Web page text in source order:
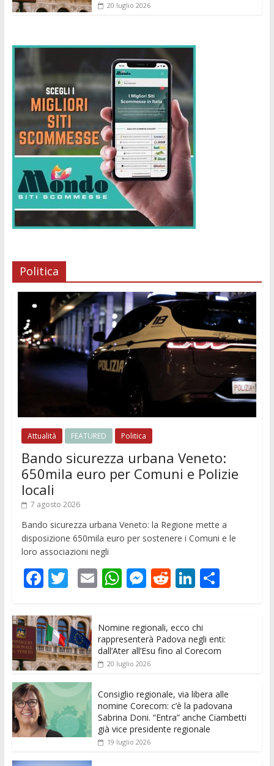
20 luglio 2026
Politica
Attualità FEATURED Politica
Bando sicurezza urbana Veneto:
650mila euro per Comuni e Polizie
locali
7 agosto 2026
Bando sicurezza urbana Veneto: la Regione mette a
disposizione 650mila euro per sostenere i Comuni e le
loro associazioni negli
F
e
b
o
o
k
T
itt
er
E
l
W
s
A
p
p
M
ss
e
n
er
R
di
t
Li
k
e
dI
C
di
vi
Nomine regionali, ecco chi
rappresenterà Padova negli enti:
dall’Ater all’Esu fino al Corecom
20 luglio 2026
Consiglio regionale, via libera alle
nomine Corecom: c’è la padovana
Sabrina Doni. “Entra” anche Ciambetti
già vice presidente regionale
19 luglio 2026